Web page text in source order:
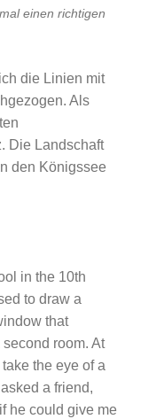
einen richtigen
die Linien mit
Als
Die Landschaft
den Königssee
in the 10th
to draw a
that
room. At
the eye of a
a friend,
he could give me